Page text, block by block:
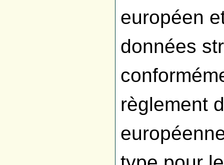
européen
données
règlement